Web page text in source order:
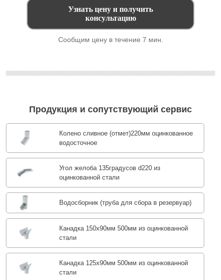
Сообщим цену в течение 7 мин.
Продукция и сопутствующий сервис
Колено сливное (отмет)220мм оцинкованное
водосточное
Угол желоба 135градусов d220 из
оцинкованной стали
Водосборник (труба для сбора в резервуар)
Канадка 150x90мм 500мм из оцинкованной
стали
Канадка 125x90мм 500мм из оцинкованной
стали